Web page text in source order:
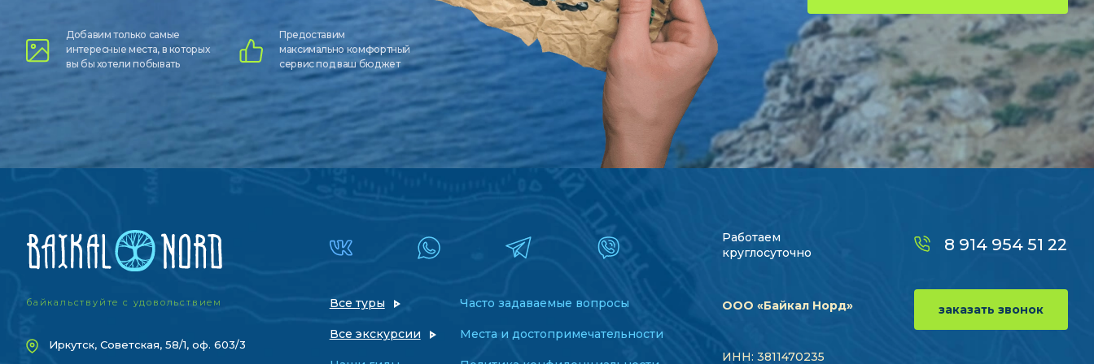
Добавим только самые
интересные места, в которых
вы бы хотели побывать
Предоставим
максимально комфортный
сервис под ваш бюджет
байкальствуйте с удовольствием
Иркутск, Советская, 58/1, оф. 603/3
Все туры
Все экскурсии
Часто задаваемые вопросы
Места и достопримечательности
Работаем
круглосуточно
ООО «Байкал Норд»
ИНН: 3811470235
8 914 954 51 22
заказать звонок